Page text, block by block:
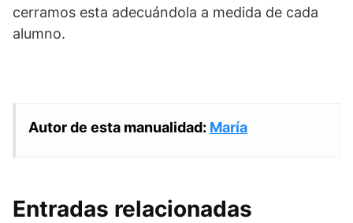
cerramos esta adecuándola a medida de cada
alumno.
Autor de esta manualidad: María
Entradas relacionadas